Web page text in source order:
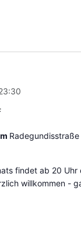
findet ab 20
willkommen -